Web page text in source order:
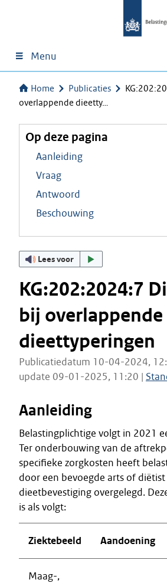
Menu
Home Publicaties
overlappende dieetty…
Op deze pagina
Aanleiding
Vraag
Antwoord
Beschouwing
Lees voor
KG:202:2024:7
bij overlappende
dieettyperingen
Publicatiedatum 10-04-2024,
update 09-01-2025, 11:20 |
Aanleiding
Belastingplichtige volgt in 2021
Ter onderbouwing van de
specifieke zorgkosten heeft
door een bevoegde arts of
dieetbevestiging overgelegd.
is als volgt:
Ziektebeeld Aandoening
Maag-,